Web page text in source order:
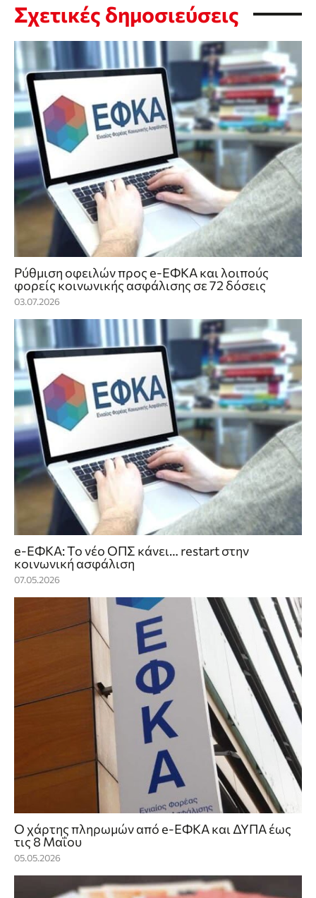
Σχετικές δημοσιεύσεις
Ρύθμιση οφειλών προς e-ΕΦΚΑ και λοιπούς
φορείς κοινωνικής ασφάλισης σε 72 δόσεις
03.07.2026
e-ΕΦΚΑ: Το νέο ΟΠΣ κάνει… restart στην
κοινωνική ασφάλιση
07.05.2026
Ο χάρτης πληρωμών από e-ΕΦΚΑ και ΔΥΠΑ έως
τις 8 Μαΐου
05.05.2026